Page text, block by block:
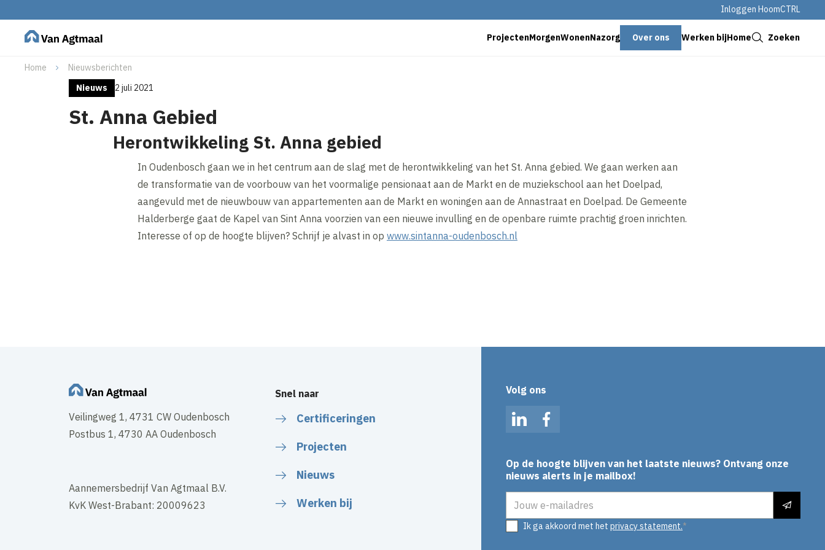
Inloggen HoomCTRL
ProjectenMorgenWonenNazorg Over ons Werken bijHome Zoeken
Home
Nieuwsberichten
Nieuws
2 juli 2021
St. Anna Gebied
Herontwikkeling St. Anna gebied
In Oudenbosch gaan we in het centrum aan de slag met de herontwikkeling van het St. Anna gebied. We gaan werken aan
de transformatie van de voorbouw van het voormalige pensionaat aan de Markt en de muziekschool aan het Doelpad,
aangevuld met de nieuwbouw van appartementen aan de Markt en woningen aan de Annastraat en Doelpad. De Gemeente
Halderberge gaat de Kapel van Sint Anna voorzien van een nieuwe invulling en de openbare ruimte prachtig groen inrichten.
Interesse of op de hoogte blijven? Schrijf je alvast in op www.sintanna-oudenbosch.nl
Veilingweg 1, 4731 CW Oudenbosch
Postbus 1, 4730 AA Oudenbosch
Aannemersbedrijf Van Agtmaal B.V.
KvK West-Brabant: 20009623
Snel naar
Certificeringen
Projecten
Nieuws
Werken bij
Volg ons
LinkedInFacebook
Op de hoogte blijven van het laatste nieuws? Ontvang onze
nieuws alerts in je mailbox!
Ik ga akkoord met het privacy statement.
Sluiten